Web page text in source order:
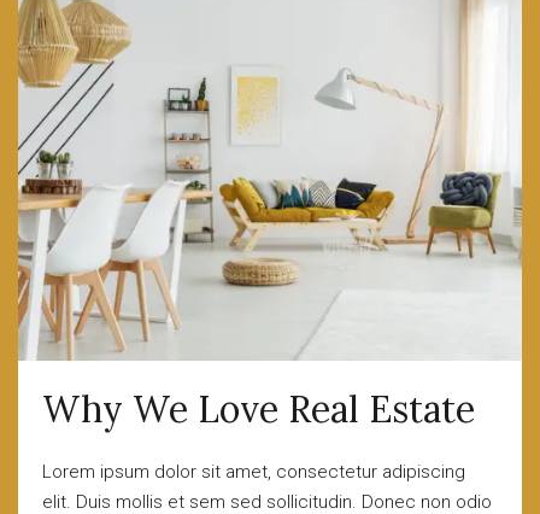
Why We Love Real Estate
Lorem ipsum dolor sit amet, consectetur adipiscing
elit. Duis mollis et sem sed sollicitudin. Donec non odio